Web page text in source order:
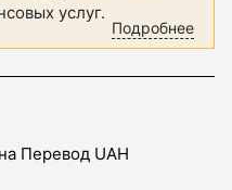
услуг.
Подробнее
Перевод UAH